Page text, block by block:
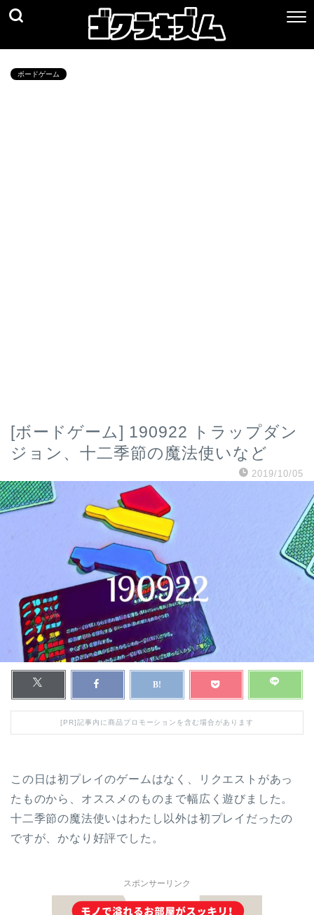
ボードゲーム
[ボードゲーム] 190922 トラップダン
ジョン、十二季節の魔法使いなど
2019/10/05
[PR]記事内に商品プロモーションを含む場合があります
この日は初プレイのゲームはなく、リクエストがあっ
たものから、オススメのものまで幅広く遊びました。
十二季節の魔法使いはわたし以外は初プレイだったの
ですが、かなり好評でした。
スポンサーリンク